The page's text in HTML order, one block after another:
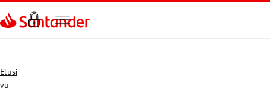
Siirry sivulle
Etusi
vu